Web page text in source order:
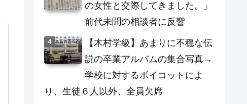
の女性と交際してきました。」
前代未聞の相談者に反響
【木村学級】あまりに不穏な伝
説の卒業アルバムの集合写真→
学校に対するボイコットによ
り、生徒６人以外、全員欠席